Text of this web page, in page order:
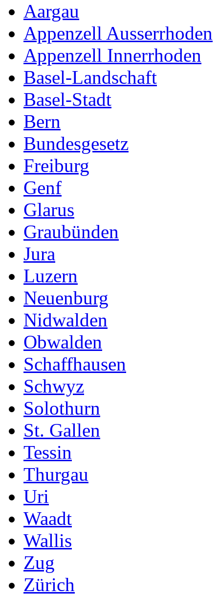
Aargau
Appenzell Ausserrhoden
Appenzell Innerrhoden
Basel-Landschaft
Basel-Stadt
Bern
Bundesgesetz
Freiburg
Genf
Glarus
Graubünden
Jura
Luzern
Neuenburg
Nidwalden
Obwalden
Schaffhausen
Schwyz
Solothurn
St. Gallen
Tessin
Thurgau
Uri
Waadt
Wallis
Zug
Zürich